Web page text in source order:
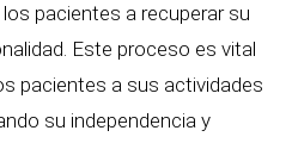
pacientes a recuperar su
Este proceso es vital
pacientes a sus actividades
su independencia y